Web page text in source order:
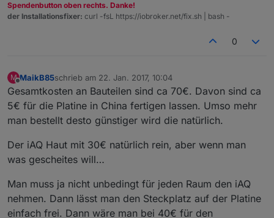
Spendenbutton oben rechts. Danke!
der Installationsfixer: curl -fsL https://iobroker.net/fix.sh | bash -
0
M
Offline
MaikB85schrieb am 22. Jan. 2017, 10:04
zuletzt editiert von
Gesamtkosten an Bauteilen sind ca 70€. Davon sind ca
5€ für die Platine in China fertigen lassen. Umso mehr
man bestellt desto günstiger wird die natürlich.
Der iAQ Haut mit 30€ natürlich rein, aber wenn man
was gescheites will…
Man muss ja nicht unbedingt für jeden Raum den iAQ
nehmen. Dann lässt man den Steckplatz auf der Platine
einfach frei. Dann wäre man bei 40€ für den